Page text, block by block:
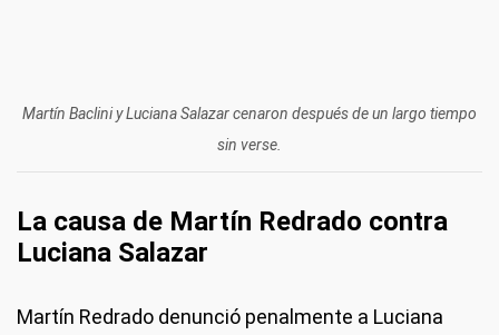
Martín Baclini y Luciana Salazar cenaron después de un largo tiempo
sin verse.
La causa de Martín Redrado contra
Luciana Salazar
Martín Redrado denunció penalmente a Luciana